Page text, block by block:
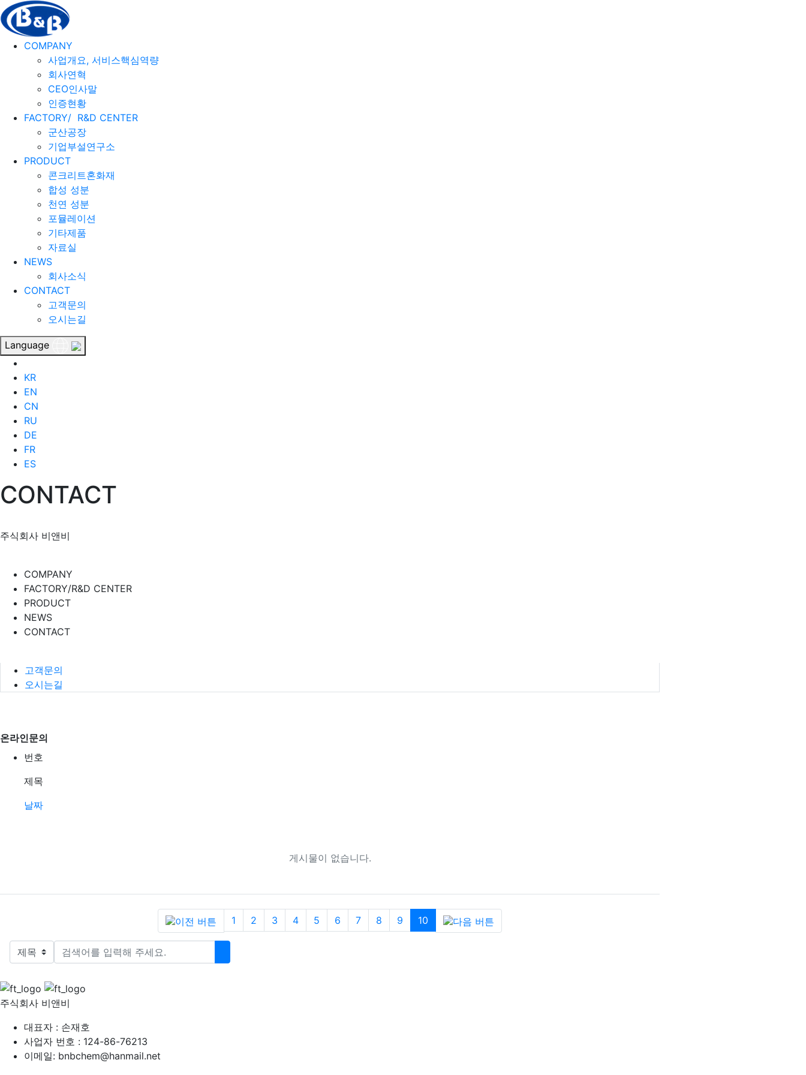
COMPANY
사업개요, 서비스핵심역량
회사연혁
CEO인사말
인증현황
FACTORY/ R&D CENTER
군산공장
기업부설연구소
PRODUCT
콘크리트혼화재
합성 성분
천연 성분
포뮬레이션
기타제품
자료실
NEWS
회사소식
CONTACT
고객문의
오시는길
Language
KR
EN
CN
RU
DE
FR
ES
CONTACT
주식회사 비앤비
COMPANY
FACTORY/R&D CENTER
PRODUCT
NEWS
CONTACT
고객문의
오시는길
온라인문의
번호
제목
날짜
게시물이 없습니다.
(previous)
1 2 3 4 5 6 7 8 9 10 (current)
검색대상
검색어
주식회사 비앤비
대표자 : 손재호
사업자 번호 : 124-86-76213
이메일: bnbchem@hanmail.net